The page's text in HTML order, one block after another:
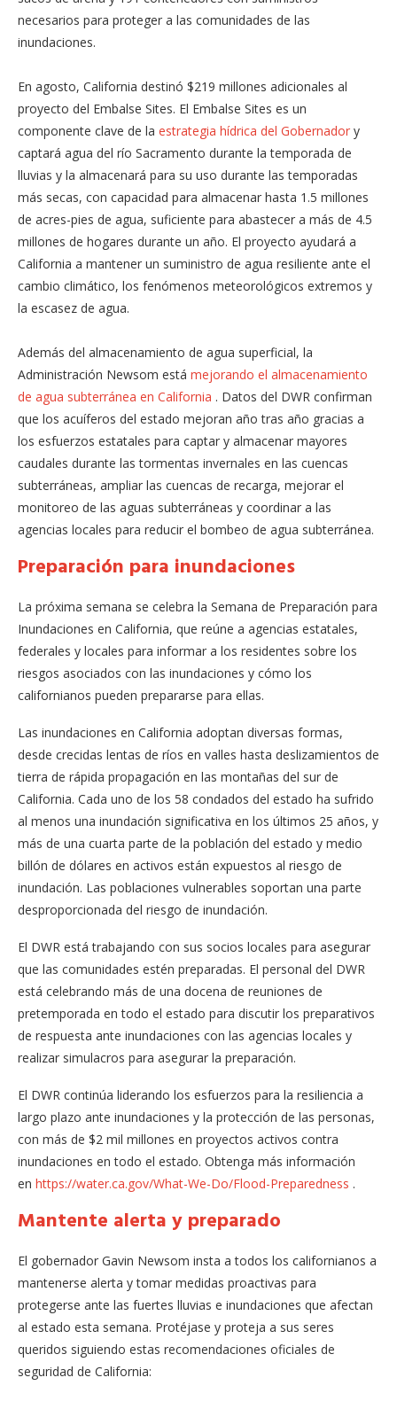
necesarios para proteger a las comunidades de las
inundaciones.
En agosto, California destinó $219 millones adicionales al
proyecto del Embalse Sites. El Embalse Sites es un
componente clave de la estrategia hídrica del Gobernador y
captará agua del río Sacramento durante la temporada de
lluvias y la almacenará para su uso durante las temporadas
más secas, con capacidad para almacenar hasta 1.5 millones
de acres-pies de agua, suficiente para abastecer a más de 4.5
millones de hogares durante un año. El proyecto ayudará a
California a mantener un suministro de agua resiliente ante el
cambio climático, los fenómenos meteorológicos extremos y
la escasez de agua.
Además del almacenamiento de agua superficial, la
Administración Newsom está mejorando el almacenamiento
de agua subterránea en California . Datos del DWR confirman
que los acuíferos del estado mejoran año tras año gracias a
los esfuerzos estatales para captar y almacenar mayores
caudales durante las tormentas invernales en las cuencas
subterráneas, ampliar las cuencas de recarga, mejorar el
monitoreo de las aguas subterráneas y coordinar a las
agencias locales para reducir el bombeo de agua subterránea.
Preparación para inundaciones
La próxima semana se celebra la Semana de Preparación para
Inundaciones en California, que reúne a agencias estatales,
federales y locales para informar a los residentes sobre los
riesgos asociados con las inundaciones y cómo los
californianos pueden prepararse para ellas.
Las inundaciones en California adoptan diversas formas,
desde crecidas lentas de ríos en valles hasta deslizamientos de
tierra de rápida propagación en las montañas del sur de
California. Cada uno de los 58 condados del estado ha sufrido
al menos una inundación significativa en los últimos 25 años, y
más de una cuarta parte de la población del estado y medio
billón de dólares en activos están expuestos al riesgo de
inundación. Las poblaciones vulnerables soportan una parte
desproporcionada del riesgo de inundación.
El DWR está trabajando con sus socios locales para asegurar
que las comunidades estén preparadas. El personal del DWR
está celebrando más de una docena de reuniones de
pretemporada en todo el estado para discutir los preparativos
de respuesta ante inundaciones con las agencias locales y
realizar simulacros para asegurar la preparación.
El DWR continúa liderando los esfuerzos para la resiliencia a
largo plazo ante inundaciones y la protección de las personas,
con más de $2 mil millones en proyectos activos contra
inundaciones en todo el estado. Obtenga más información
en https://water.ca.gov/What-We-Do/Flood-Preparedness .
Mantente alerta y preparado
El gobernador Gavin Newsom insta a todos los californianos a
mantenerse alerta y tomar medidas proactivas para
protegerse ante las fuertes lluvias e inundaciones que afectan
al estado esta semana. Protéjase y proteja a sus seres
queridos siguiendo estas recomendaciones oficiales de
seguridad de California: